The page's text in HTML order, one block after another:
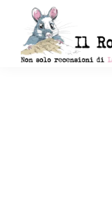
contenuto